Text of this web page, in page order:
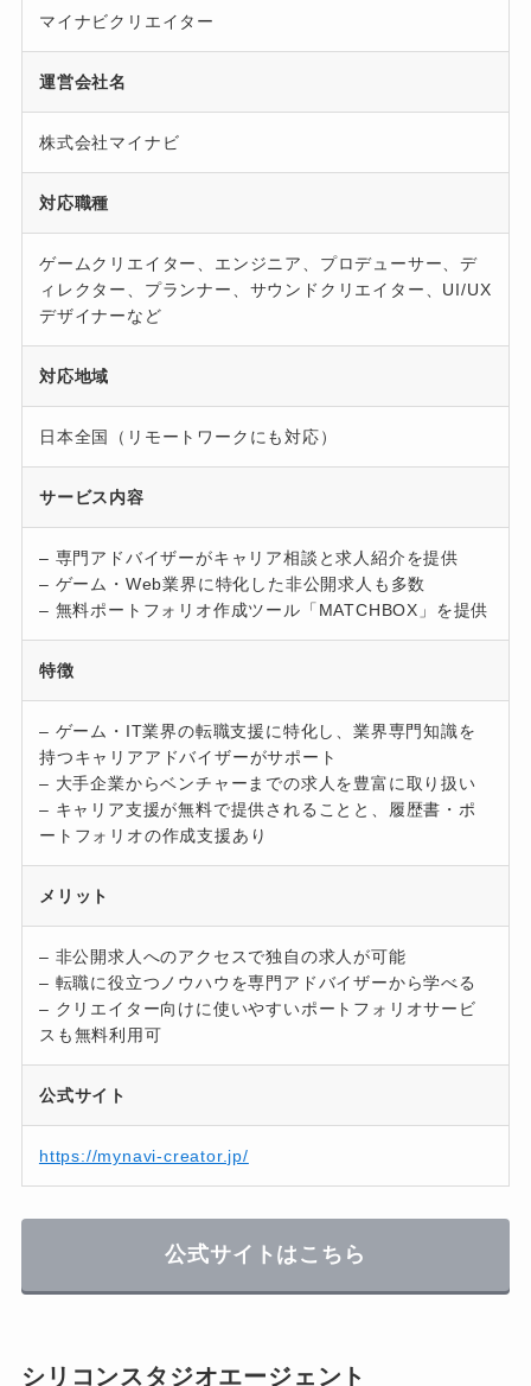
マイナビクリエイター
運営会社名
株式会社マイナビ
対応職種
ゲームクリエイター、エンジニア、プロデューサー、デ
ィレクター、プランナー、サウンドクリエイター、UI/UX
デザイナーなど
対応地域
日本全国（リモートワークにも対応）
サービス内容
– 専門アドバイザーがキャリア相談と求人紹介を提供
– ゲーム・Web業界に特化した非公開求人も多数
– 無料ポートフォリオ作成ツール「MATCHBOX」を提供
特徴
– ゲーム・IT業界の転職支援に特化し、業界専門知識を
持つキャリアアドバイザーがサポート
– 大手企業からベンチャーまでの求人を豊富に取り扱い
– キャリア支援が無料で提供されることと、履歴書・ポ
ートフォリオの作成支援あり
メリット
– 非公開求人へのアクセスで独自の求人が可能
– 転職に役立つノウハウを専門アドバイザーから学べる
– クリエイター向けに使いやすいポートフォリオサービ
スも無料利用可
公式サイト
https://mynavi-creator.jp/
公式サイトはこちら
シリコンスタジオエージェント